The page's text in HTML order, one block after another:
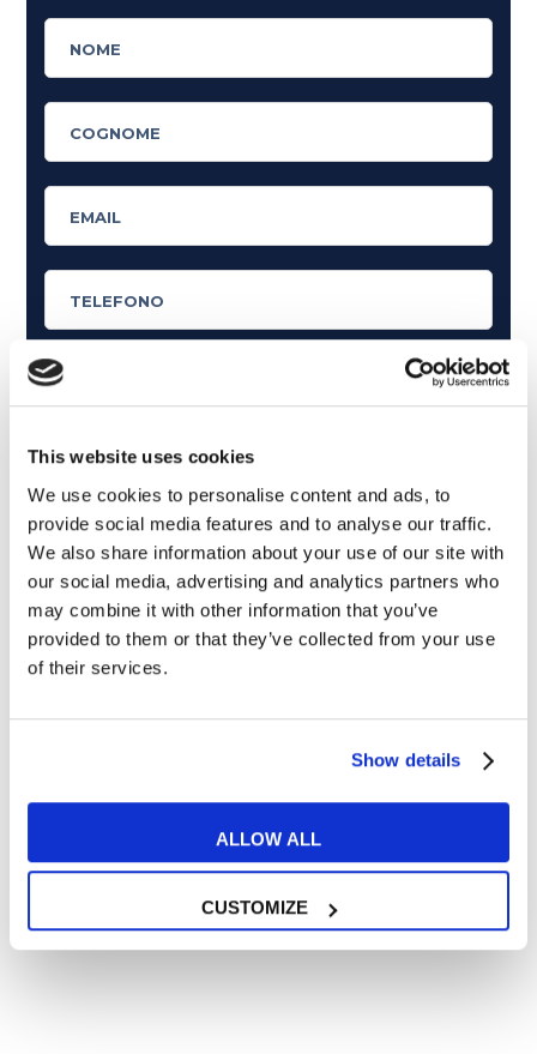
This website uses cookies
We use cookies to personalise content and ads, to
provide social media features and to analyse our traffic.
We also share information about your use of our site with
our social media, advertising and analytics partners who
may combine it with other information that you’ve
provided to them or that they’ve collected from your use
of their services.
Show details
ALLOW ALL
CUSTOMIZE
Cosa ti piace leggere?
Articoli dedicati alla grammatica inglese
Articoli dedicati a inglese nel mondo del lavoro
Articoli con tips e new sulla lingua inglese
Articoli divertenti su film e musica
In quanto di età superiore ai 16 anni, dichiaro di acconsentire
al trattamento dei miei dati personali in conformità
all’informativa privacy
** le sedi contrassegnate con * offrono sempre solo corsi online
RICHIEDI INFORMAZIONI